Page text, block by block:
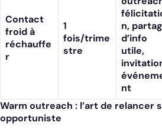
Contact
froid à
réchauffe
r
1
fois/trime
stre
n,
d’info
utile,
nt
Warm outreach : l’art de relancer
opportuniste